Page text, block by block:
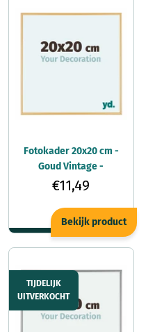
Fotokader 20x20 cm -
Goud Vintage -
Aluminium - Kent
€11,49
Bekijk product
TIJDELIJK
UITVERKOCHT